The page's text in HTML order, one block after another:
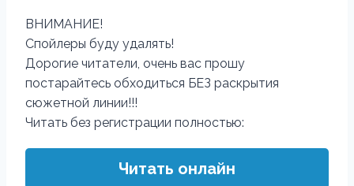
ВНИМАНИЕ!
Спойлеры буду удалять!
Дорогие читатели, очень вас прошу
постарайтесь обходиться БЕЗ раскрытия
сюжетной линии!!!
Читать без регистрации полностью:
Читать онлайн